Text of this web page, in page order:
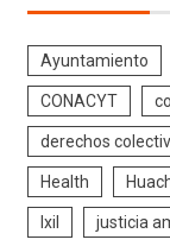
Ayuntamiento
CONACYT
derechos
Health
Ixil justicia